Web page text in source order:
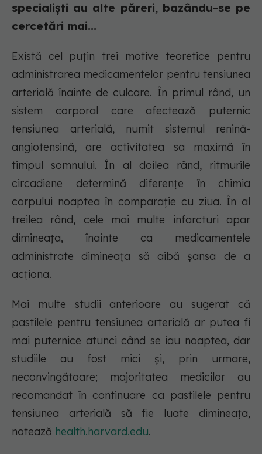
specialiști au alte păreri, bazându-se pe
cercetări mai...
Există cel puțin trei motive teoretice pentru
administrarea medicamentelor pentru tensiunea
arterială înainte de culcare. În primul rând, un
sistem corporal care afectează puternic
tensiunea arterială, numit sistemul renină-
angiotensină, are activitatea sa maximă în
timpul somnului. În al doilea rând, ritmurile
circadiene determină diferențe în chimia
corpului noaptea în comparație cu ziua. În al
treilea rând, cele mai multe infarcturi apar
dimineața, înainte ca medicamentele
administrate dimineața să aibă șansa de a
acționa.
Mai multe studii anterioare au sugerat că
pastilele pentru tensiunea arterială ar putea fi
mai puternice atunci când se iau noaptea, dar
studiile au fost mici și, prin urmare,
neconvingătoare; majoritatea medicilor au
recomandat în continuare ca pastilele pentru
tensiunea arterială să fie luate dimineața,
notează health.harvard.edu.